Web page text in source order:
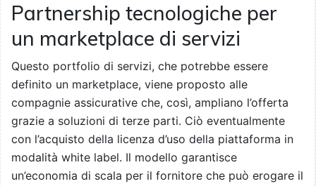
Partnership tecnologiche per
un marketplace di servizi
Questo portfolio di servizi, che potrebbe essere
definito un marketplace, viene proposto alle
compagnie assicurative che, così, ampliano l’offerta
grazie a soluzioni di terze parti. Ciò eventualmente
con l’acquisto della licenza d’uso della piattaforma in
modalità white label. Il modello garantisce
un’economia di scala per il fornitore che può erogare il